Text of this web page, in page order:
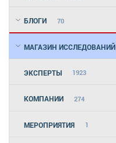
БЛОГИ 70
МАГАЗИН ИССЛЕДОВАНИЙ
ЭКСПЕРТЫ 1923
КОМПАНИИ 274
МЕРОПРИЯТИЯ 1